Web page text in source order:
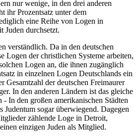
nur wenige, in den drei anderen
ihr Prozentsatz unter dem
eine Reihe von Logen in
Juden durchsetzt.
verständlich. Da in den deutschen
Logen der christlichen Systeme arbeiten,
Logen an, die ihnen zugänglich
in einzelnen Logen Deutschlands ein
Gesamtzahl der deutschen Freimaurer
In den anderen Ländern ist das gleiche
- In den großen amerikanischen Städten
Judentum sogar überwiegend. Dagegen
zählende Loge in Detroit,
einzigen Juden als Mitglied.